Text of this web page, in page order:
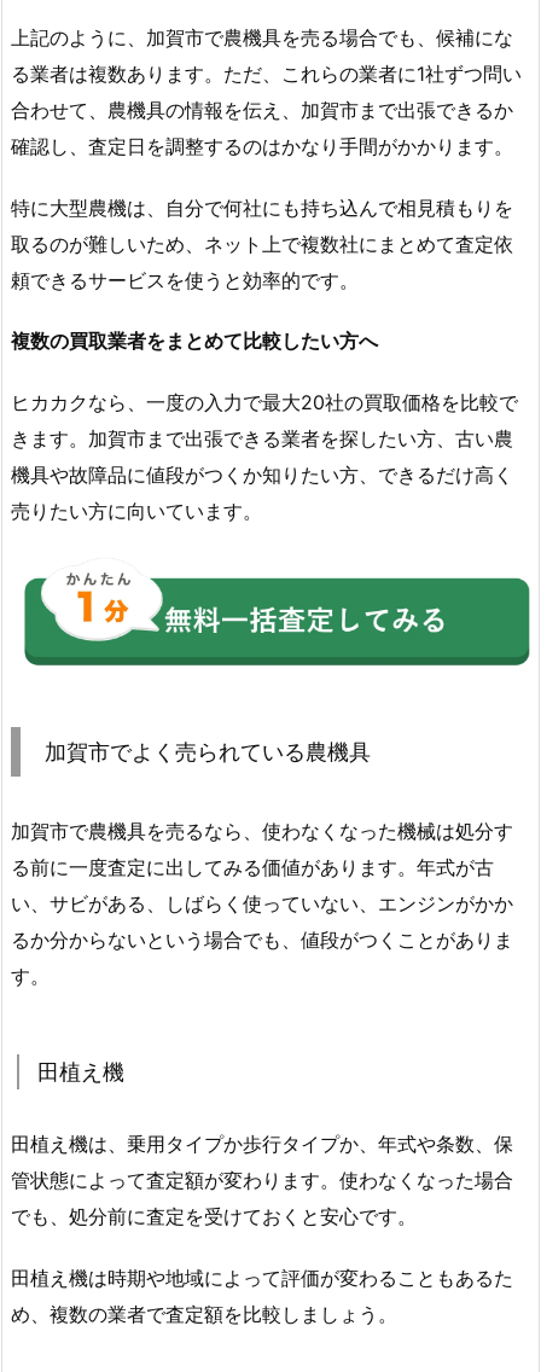
上記のように、加賀市で農機具を売る場合でも、候補にな
る業者は複数あります。ただ、これらの業者に1社ずつ問い
合わせて、農機具の情報を伝え、加賀市まで出張できるか
確認し、査定日を調整するのはかなり手間がかかります。
特に大型農機は、自分で何社にも持ち込んで相見積もりを
取るのが難しいため、ネット上で複数社にまとめて査定依
頼できるサービスを使うと効率的です。
複数の買取業者をまとめて比較したい方へ
ヒカカクなら、一度の入力で最大20社の買取価格を比較で
きます。加賀市まで出張できる業者を探したい方、古い農
機具や故障品に値段がつくか知りたい方、できるだけ高く
売りたい方に向いています。
加賀市でよく売られている農機具
加賀市で農機具を売るなら、使わなくなった機械は処分す
る前に一度査定に出してみる価値があります。年式が古
い、サビがある、しばらく使っていない、エンジンがかか
るか分からないという場合でも、値段がつくことがありま
す。
田植え機
田植え機は、乗用タイプか歩行タイプか、年式や条数、保
管状態によって査定額が変わります。使わなくなった場合
でも、処分前に査定を受けておくと安心です。
田植え機は時期や地域によって評価が変わることもあるた
め、複数の業者で査定額を比較しましょう。